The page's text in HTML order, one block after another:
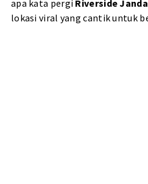
apa kata pergi Riverside
lokasi viral yang cantik untuk